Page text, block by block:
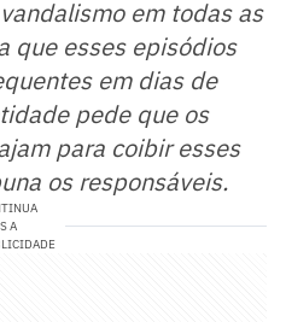
em todas as
que esses episódios
em dias de
pede que os
para coibir esses
os responsáveis.
A